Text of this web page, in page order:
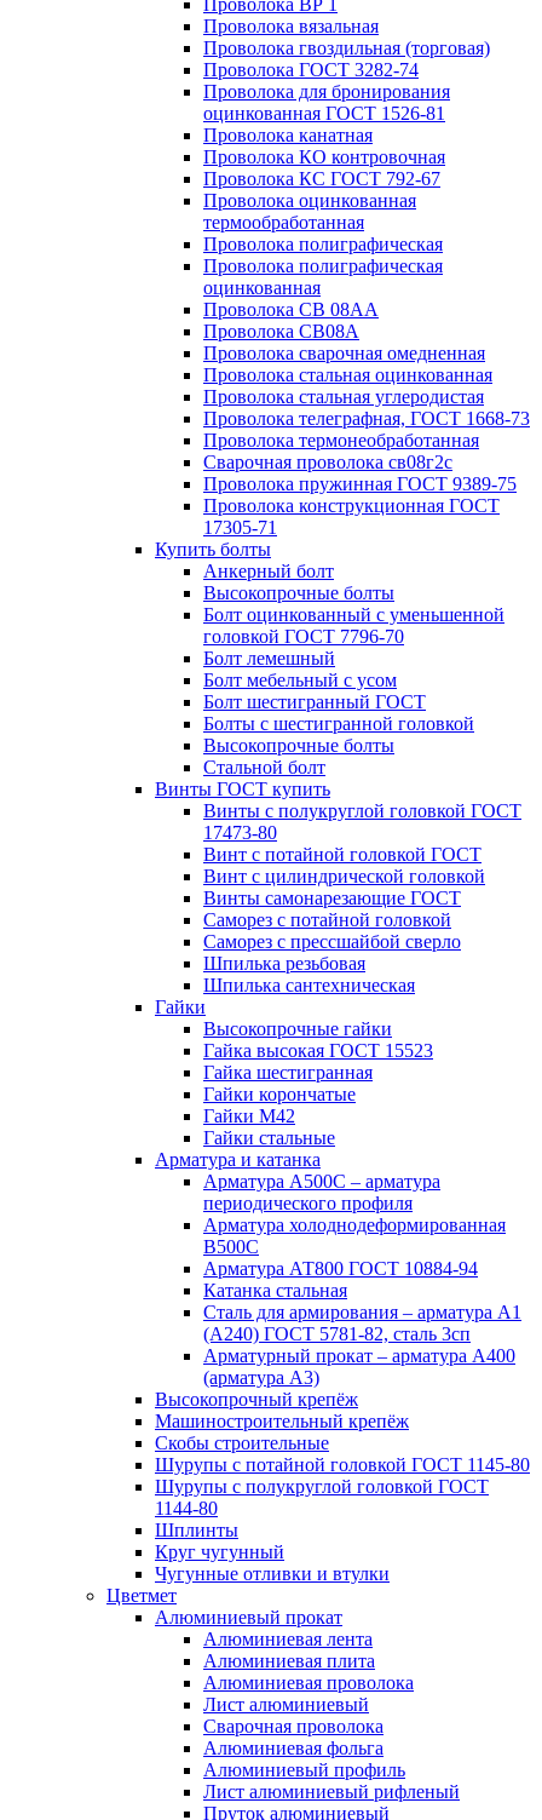
Проволока ВР 1
Проволока вязальная
Проволока гвоздильная (торговая)
Проволока ГОСТ 3282-74
Проволока для бронирования
оцинкованная ГОСТ 1526-81
Проволока канатная
Проволока КО контровочная
Проволока КС ГОСТ 792-67
Проволока оцинкованная
термообработанная
Проволока полиграфическая
Проволока полиграфическая
оцинкованная
Проволока СВ 08АА
Проволока СВ08А
Проволока сварочная омедненная
Проволока стальная оцинкованная
Проволока стальная углеродистая
Проволока телеграфная, ГОСТ 1668-73
Проволока термонеобработанная
Сварочная проволока св08г2с
Проволока пружинная ГОСТ 9389-75
Проволока конструкционная ГОСТ
17305-71
Купить болты
Анкерный болт
Высокопрочные болты
Болт оцинкованный с уменьшенной
головкой ГОСТ 7796-70
Болт лемешный
Болт мебельный с усом
Болт шестигранный ГОСТ
Болты с шестигранной головкой
Высокопрочные болты
Стальной болт
Винты ГОСТ купить
Винты с полукруглой головкой ГОСТ
17473-80
Винт с потайной головкой ГОСТ
Винт с цилиндрической головкой
Винты самонарезающие ГОСТ
Саморез с потайной головкой
Саморез с прессшайбой сверло
Шпилька резьбовая
Шпилька сантехническая
Гайки
Высокопрочные гайки
Гайка высокая ГОСТ 15523
Гайка шестигранная
Гайки корончатые
Гайки М42
Гайки стальные
Арматура и катанка
Арматура А500С – арматура
периодического профиля
Арматура холоднодеформированная
В500С
Арматура АТ800 ГОСТ 10884-94
Катанка стальная
Сталь для армирования – арматура А1
(А240) ГОСТ 5781-82, сталь 3сп
Арматурный прокат – арматура А400
(арматура А3)
Высокопрочный крепёж
Машиностроительный крепёж
Скобы строительные
Шурупы с потайной головкой ГОСТ 1145-80
Шурупы с полукруглой головкой ГОСТ
1144-80
Шплинты
Круг чугунный
Чугунные отливки и втулки
Цветмет
Алюминиевый прокат
Алюминиевая лента
Алюминиевая плита
Алюминиевая проволока
Лист алюминиевый
Сварочная проволока
Алюминиевая фольга
Алюминиевый профиль
Лист алюминиевый рифленый
Пруток алюминиевый